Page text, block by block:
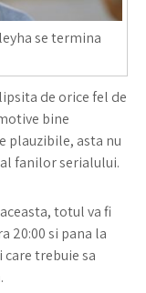
se termina
de orice fel de
bine
plauzibile, asta nu
fanilor serialului.
totul va fi
20:00 si pana la
trebuie sa